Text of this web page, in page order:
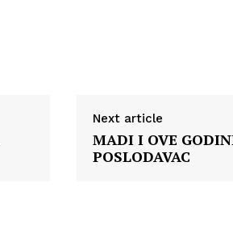
Next article
MADI I OVE
POSLODAVAC